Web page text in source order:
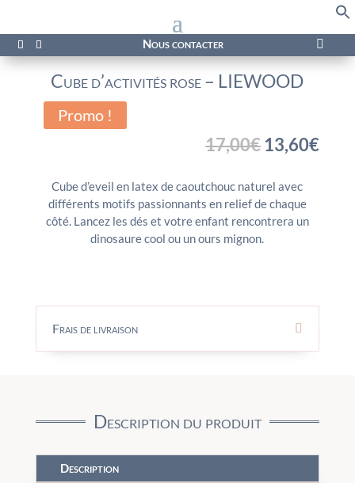
Nous contacter 
Cube d’activités rose – LIEWOOD
Promo !
17,00€ Le
initial
était :
17,00€.
13,60€Le
Cube d’eveil en latex de caoutchouc naturel avec
différents motifs passionnants en relief de chaque
côté. Lancez les dés et votre enfant rencontrera un
dinosaure cool ou un ours mignon.
Frais de livraison
Description du produit
Description